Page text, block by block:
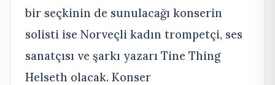
bir seçkinin de sunulacağı konserin
solisti ise Norveçli kadın trompetçi, ses
sanatçısı ve şarkı yazarı Tine Thing
Helseth olacak. Konser